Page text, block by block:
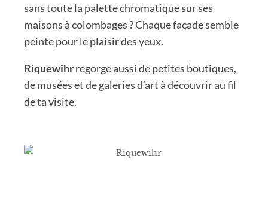
sans toute la palette chromatique sur ses
maisons à colombages ? Chaque façade semble
peinte pour le plaisir des yeux.
Riquewihrregorge aussi de petites boutiques,
de musées et de galeries d’art à découvrir au fil
de ta visite.